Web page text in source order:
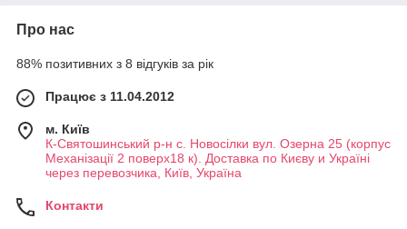
Про нас
88% позитивних з 8 відгуків за рік
Працює з 11.04.2012
м. Київ
К-Святошинський р-н с. Новосілки вул. Озерна 25 (корпус
Механізації 2 поверх18 к). Доставка по Києву и Україні
через перевозчика, Київ, Україна
Контакти